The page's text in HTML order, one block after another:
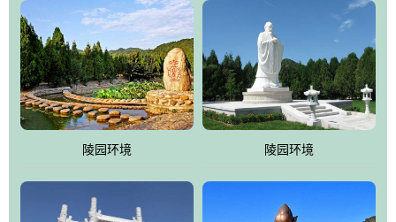
园、打造佛教精品旅游圣地”为目标，以海外归侨、国内外知名人士
的墓地安葬、祭祀吊亡并结合旅游参观构成其主要使用功能；以苍
郁绚丽、优雅宜人的园林景观构成其外部形象。通过墓园建设与造
园手法相结合的默契操作，建成一处特色鲜明、服务周全、环境优
美、民族风格突出，与周边文物古迹交相呼应的极具吸引力的花园
式园林。
万佛园工程一期占地448亩，目前完成投资近12亿元人民币，园区采
用全仿古式建筑，寻求与世界文化遗产地清东陵的和谐统一，在园
区建设中寻求陵园建设与景区建设的有机融合，充分发挥独一无二
陵园环境 陵园环境